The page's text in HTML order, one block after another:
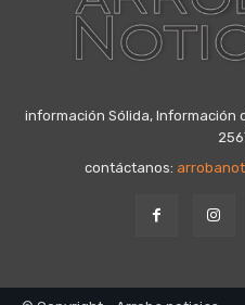
información Sólida, Información
contáctanos: